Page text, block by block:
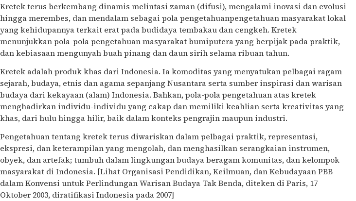
Kretek terus berkembang dinamis melintasi zaman (difusi), mengalami inovasi dan evolusi
hingga merembes, dan mendalam sebagai pola pengetahuanpengetahuan masyarakat lokal
yang kehidupannya terkait erat pada budidaya tembakau dan cengkeh. Kretek
menunjukkan pola-pola pengetahuan masyarakat bumiputera yang berpijak pada praktik,
dan kebiasaan mengunyah buah pinang dan daun sirih selama ribuan tahun.
Kretek adalah produk khas dari Indonesia. Ia komoditas yang menyatukan pelbagai ragam
sejarah, budaya, etnis dan agama sepanjang Nusantara serta sumber inspirasi dan warisan
budaya dari kekayaan (alam) Indonesia. Bahkan, pola-pola pengetahuan atas kretek
menghadirkan individu-individu yang cakap dan memiliki keahlian serta kreativitas yang
khas, dari hulu hingga hilir, baik dalam konteks pengrajin maupun industri.
Pengetahuan tentang kretek terus diwariskan dalam pelbagai praktik, representasi,
ekspresi, dan keterampilan yang mengolah, dan menghasilkan serangkaian instrumen,
obyek, dan artefak; tumbuh dalam lingkungan budaya beragam komunitas, dan kelompok
masyarakat di Indonesia. [Lihat Organisasi Pendidikan, Keilmuan, dan Kebudayaan PBB
dalam Konvensi untuk Perlindungan Warisan Budaya Tak Benda, diteken di Paris, 17
Oktober 2003, diratifikasi Indonesia pada 2007]